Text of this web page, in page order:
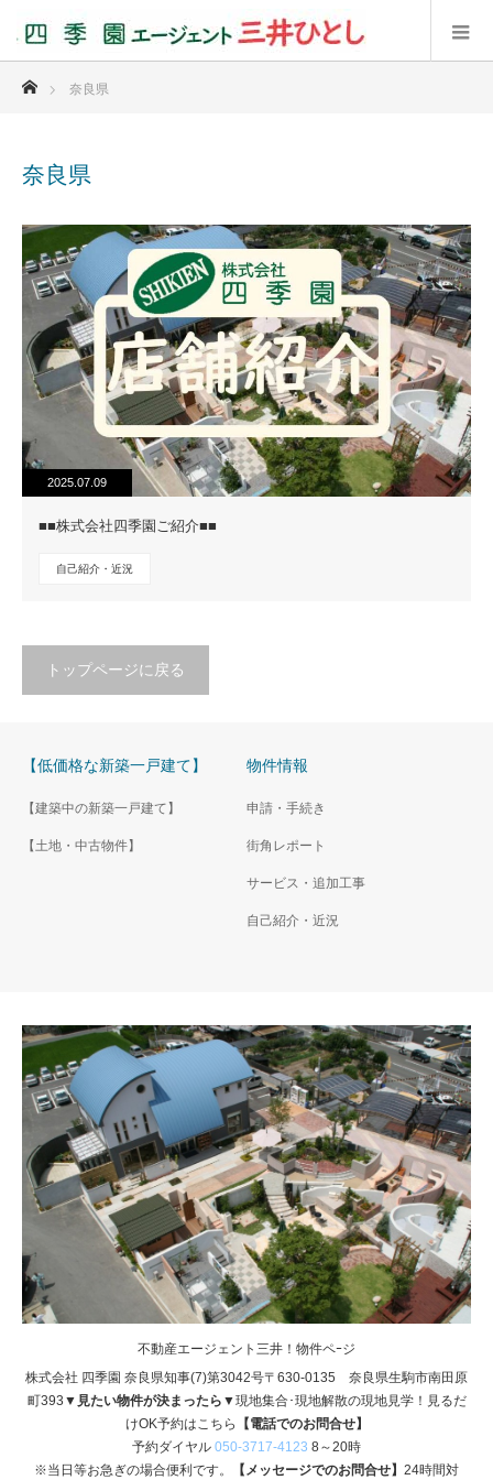
ホーム
奈良県
奈良県
2025.07.09
■■株式会社四季園ご紹介■■
自己紹介・近況
トップページに戻る
【低価格な新築一戸建て】
【建築中の新築一戸建て】
【土地・中古物件】
物件情報
申請・手続き
街角レポート
サービス・追加工事
自己紹介・近況
不動産エージェント三井！物件ペｰジ
株式会社 四季園 奈良県知事(7)第3042号〒630-0135 奈良県生駒市南田原
町393 ▼見たい物件が決まったら▼現地集合･現地解散の現地見学！見るだ
けOK予約はこちら
【電話でのお問合せ】
予約ダイヤル 050-3717-4123 8～20時
※当日等お急ぎの場合便利です。
【メッセージでのお問合せ】 24時間対